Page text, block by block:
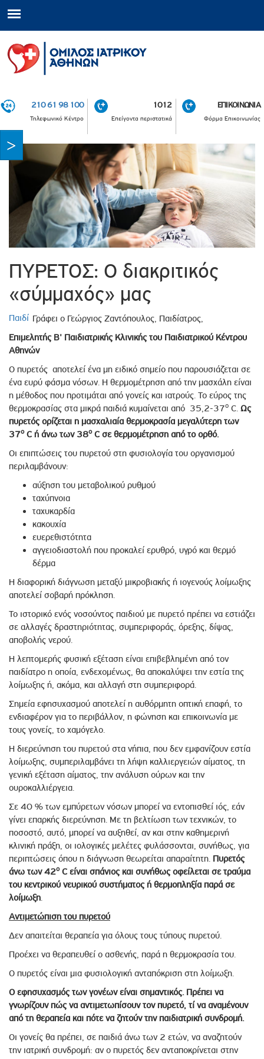
210 61 98 100
Τηλεφωνικό Κέντρο
1012
Επείγοντα περιστατικά
ΕΠΙΚΟΙΝΩΝΙΑ
Φόρμα Επικοινωνίας
ΠΥΡΕΤΟΣ: O διακριτικός
«σύμμαχός» μας
Παιδί Γράφει ο Γεώργιος Ζαντόπουλος, Παιδίατρος,
Επιμελητής Β' Παιδιατρικής Κλινικής του Παιδιατρικού Κέντρου
Αθηνών
Ο πυρετός αποτελεί ένα μη ειδικό σημείο που παρουσιάζεται σε
ένα ευρύ φάσμα νόσων. Η θερμομέτρηση από την μασχάλη είναι
η μέθοδος που προτιμάται από γονείς και ιατρούς. Το εύρος της
θερμοκρασίας στα μικρά παιδιά κυμαίνεται από 35,2-37ο C. Ως
πυρετός ορίζεται η μασχαλιαία θερμοκρασία μεγαλύτερη των
37ο Cή άνω των 38ο Cσε θερμομέτρηση από το ορθό.
Οι επιπτώσεις του πυρετού στη φυσιολογία του οργανισμού
περιλαμβάνουν:
αύξηση του μεταβολικού ρυθμού
ταχύπνοια
ταχυκαρδία
κακουχία
ευερεθιστότητα
αγγειοδιαστολή που προκαλεί ερυθρό, υγρό και θερμό
δέρμα
Η διαφορική διάγνωση μεταξύ μικροβιακής ή ιογενούς λοίμωξης
αποτελεί σοβαρή πρόκληση.
Το ιστορικό ενός νοσούντος παιδιού με πυρετό πρέπει να εστιάζει
σε αλλαγές δραστηριότητας, συμπεριφοράς, όρεξης, δίψας,
αποβολής νερού.
Η λεπτομερής φυσική εξέταση είναι επιβεβλημένη από τον
παιδίατρο η οποία, ενδεχομένως, θα αποκαλύψει την εστία της
λοίμωξης ή, ακόμα, και αλλαγή στη συμπεριφορά.
Σημεία εφησυχασμού αποτελεί η αυθόρμητη οπτική επαφή, το
ενδιαφέρον για το περιβάλλον, η φώνηση και επικοινωνία με
τους γονείς, το χαμόγελο.
Η διερεύνηση του πυρετού στα νήπια, που δεν εμφανίζουν εστία
λοίμωξης, συμπεριλαμβάνει τη λήψη καλλιεργειών αίματος, τη
γενική εξέταση αίματος, την ανάλυση ούρων και την
ουροκαλλιέργεια.
Σε 40 % των εμπύρετων νόσων μπορεί να εντοπισθεί ιός, εάν
γίνει επαρκής διερεύνηση. Με τη βελτίωση των τεχνικών, το
ποσοστό, αυτό, μπορεί να αυξηθεί, αν και στην καθημερινή
κλινική πράξη, οι ιολογικές μελέτες φυλάσσονται, συνήθως, για
περιπτώσεις όπου η διάγνωση θεωρείται απαραίτητη. Πυρετός
άνω των 42ο Cείναι σπάνιος και συνήθως οφείλεται σε τραύμα
του κεντρικού νευρικού συστήματος ή θερμοπληξία παρά σε
λοίμωξη.
Αντιμετώπιση του πυρετού
Δεν απαιτείται θεραπεία για όλους τους τύπους πυρετού.
Προέχει να θεραπευθεί ο ασθενής, παρά η θερμοκρασία του.
Ο πυρετός είναι μια φυσιολογική ανταπόκριση στη λοίμωξη.
Ο εφησυχασμός των γονέων είναι σημαντικός. Πρέπει να
γνωρίζουν πώς να αντιμετωπίσουν τον πυρετό, τί να αναμένουν
από τη θεραπεία και πότε να ζητούν την παιδιατρική συνδρομή.
Οι γονείς θα πρέπει, σε παιδιά άνω των 2 ετών, να αναζητούν
την ιατρική συνδρομή: αν ο πυρετός δεν ανταποκρίνεται στην